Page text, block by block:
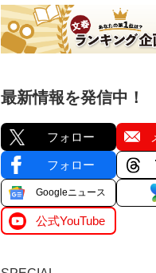
最新情報を発信中！
フォロー
フォロー
Googleニュース
公式YouTube